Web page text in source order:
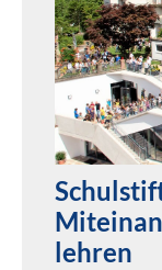
lehren